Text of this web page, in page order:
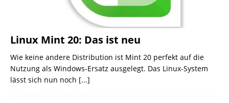
Linux Mint 20: Das ist neu
Wie keine andere Distribution ist Mint 20 perfekt auf die
Nutzung als Windows-Ersatz ausgelegt. Das Linux-System
lässt sich nun noch [...]